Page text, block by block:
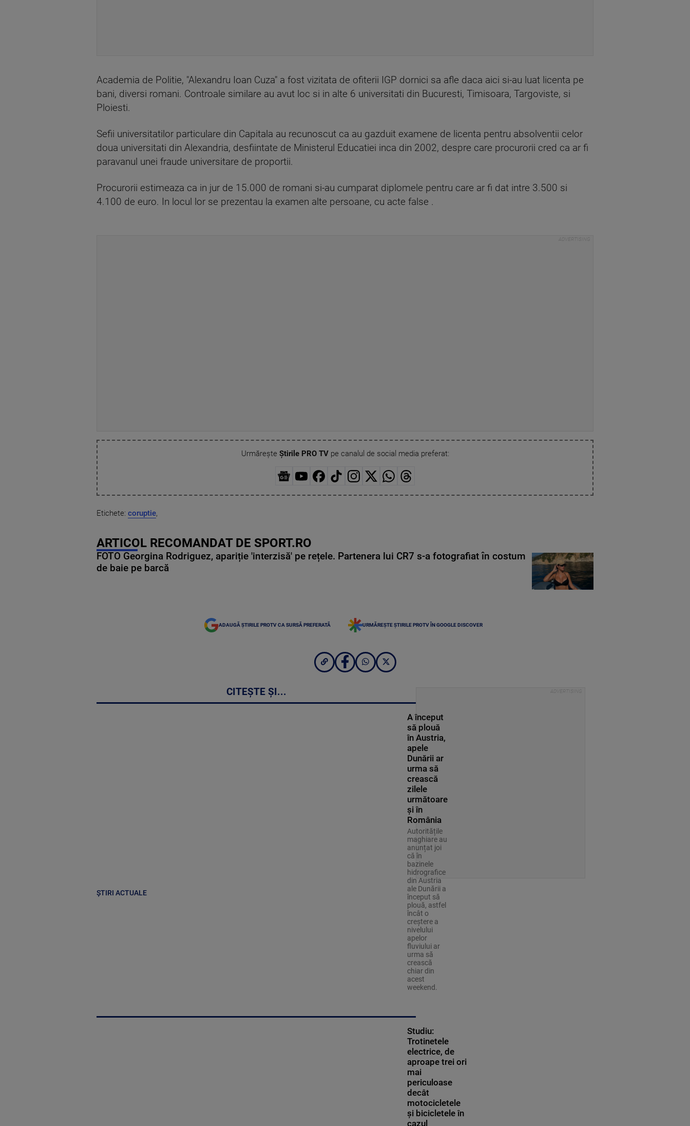
Academia de Politie, "Alexandru Ioan Cuza" a fost vizitata de ofiterii IGP dornici sa afle daca aici si-au luat licenta pe
bani, diversi romani. Controale similare au avut loc si in alte 6 universitati din Bucuresti, Timisoara, Targoviste, si
Ploiesti.
Sefii universitatilor particulare din Capitala au recunoscut ca au gazduit examene de licenta pentru absolventii celor
doua universitati din Alexandria, desfiintate de Ministerul Educatiei inca din 2002, despre care procurorii cred ca ar fi
paravanul unei fraude universitare de proportii.
Procurorii estimeaza ca in jur de 15.000 de romani si-au cumparat diplomele pentru care ar fi dat intre 3.500 si
4.100 de euro. In locul lor se prezentau la examen alte persoane, cu acte false .
Urmărește Știrile PRO TVpe canalul de social media preferat:
Etichete: coruptie,
ARTICOL RECOMANDAT DE SPORT.RO
FOTO Georgina Rodriguez, apariție 'interzisă' pe rețele. Partenera lui CR7 s-a fotografiat în costum
de baie pe barcă
ADAUGĂ ȘTIRILE PROTV CA SURSĂ PREFERATĂ URMĂREȘTE ȘTIRILE PROTV ÎN GOOGLE DISCOVER
CITEȘTE ȘI...
ȘTIRI ACTUALE
A început
să plouă
în Austria,
apele
Dunării ar
urma să
crească
zilele
următoare
și în
România
Autoritățile
maghiare au
anunțat joi
că în
bazinele
hidrografice
din Austria
ale Dunării a
început să
plouă, astfel
încât o
creștere a
nivelului
apelor
fluviului ar
urma să
crească
chiar din
acest
weekend.
Studiu:
Trotinetele
electrice, de
aproape trei ori
mai
periculoase
decât
motocicletele
și bicicletele în
cazul